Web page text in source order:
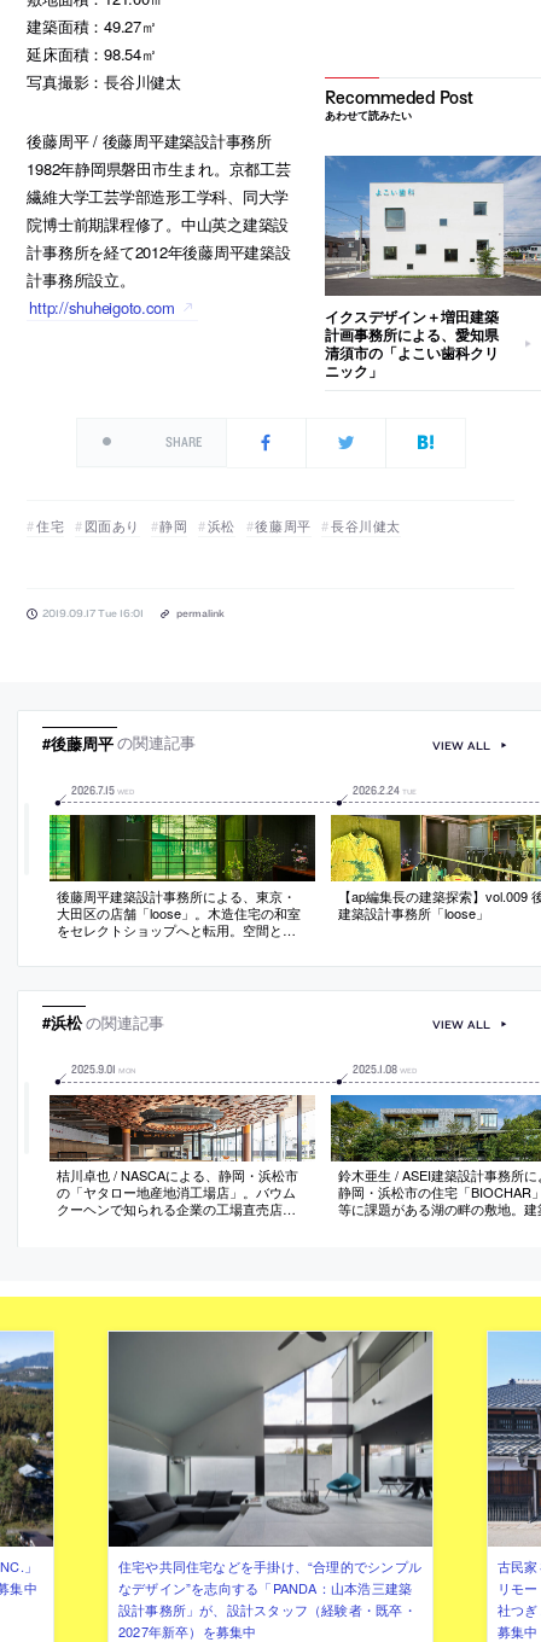
建築面積：49.27㎡
延床面積：98.54㎡
写真撮影：長谷川健太
後藤周平 / 後藤周平建築設計事務所
1982年静岡県磐田市生まれ。京都工芸
繊維大学工芸学部造形工学科、同大学
院博士前期課程修了。中山英之建築設
計事務所を経て2012年後藤周平建築設
計事務所設立。
http://shuheigoto.com
あわせて読みたい
イクスデザイン＋増田建築
計画事務所による、愛知県
清須市の「よこい歯科クリ
ニック」
SHARE
住宅 図面あり 静岡 浜松 後藤周平 長谷川健太
2019.09.17 Tue 16:01 permalink
#後藤周平の関連記事
2026.7.15 WED
後藤周平建築設計事務所による、東京・
大田区の店舗「loose」。木造住宅の和室
をセレクトショップへと転用。空間と庭
口として道路から庭を通り抜ける50mのア
させて“場所の固有性”も創り出す
2026.2.24 TUE
【ap編集長の建築探索】vol.009
建築設計事務所「loose」
VIEW ALL
#浜松の関連記事
2025.9.01 MON
桔川卓也 / NASCAによる、静岡・浜松市
の「ヤタロー地産地消工場店」。バウム
クーヘンで知られる企業の工場直売店。
2025.1 08 WED
鈴木亜生 / ASEI建築設計事務所に
静岡・浜松市の住宅「BIOCHAR
等に課題がある湖の畔の敷地。建
う
VIEW ALL
」
集中
住宅や共同住宅などを手掛け、“合理的でシンプル
なデザイン”を志向する「PANDA：山本浩三建築
設計事務所」が、設計スタッフ（経験者・既卒・
2027年新卒）を募集中
古民
リモ
社つ
募集中